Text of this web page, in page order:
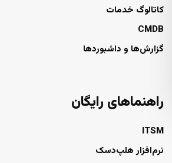
کاتالوگ خدمات
CMDB
گزارش‌ها و داشبوردها
راهنماهای رایگان
ITSM
نرم‌افزار هلپ‌دسک